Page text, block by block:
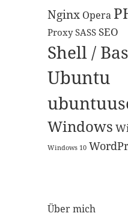
Nginx Opera
Proxy SASS SEO
Shell /
Ubuntu
Windows
Windows 10
Über mich